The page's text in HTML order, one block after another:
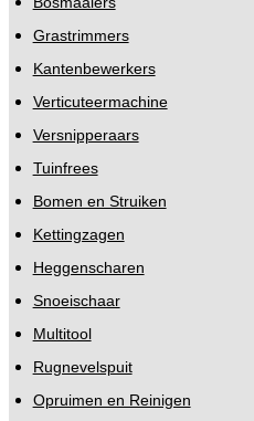
Grastrimmers
Kantenbewerkers
Verticuteermachine
Versnipperaars
Tuinfrees
Bomen en Struiken
Kettingzagen
Heggenscharen
Snoeischaar
Multitool
Rugnevelspuit
Opruimen en Reinigen